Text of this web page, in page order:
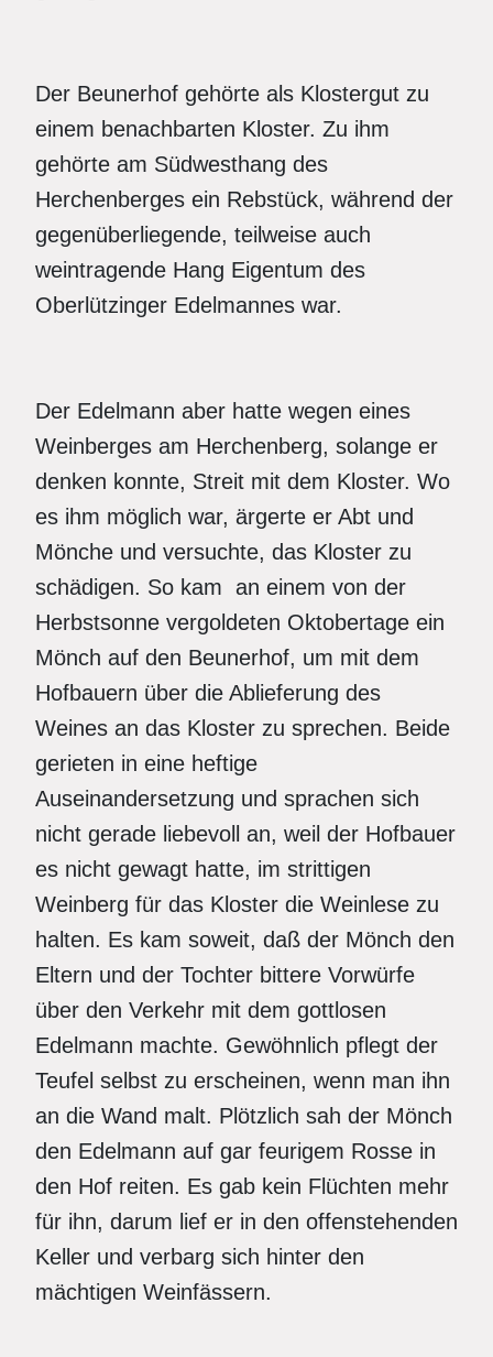
Der Beunerhof gehörte als Klostergut zu
einem benachbarten Kloster. Zu ihm
gehörte am Südwesthang des
Herchenberges ein Rebstück, während der
gegenüberliegende, teilweise auch
weintragende Hang Eigentum des
Oberlützinger Edelmannes war.
Der Edelmann aber hatte wegen eines
Weinberges am Herchenberg, solange er
denken konnte, Streit mit dem Kloster. Wo
es ihm möglich war, ärgerte er Abt und
Mönche und versuchte, das Kloster zu
schädigen. So kam an einem von der
Herbstsonne vergoldeten Oktobertage ein
Mönch auf den Beunerhof, um mit dem
Hofbauern über die Ablieferung des
Weines an das Kloster zu sprechen. Beide
gerieten in eine heftige
Auseinandersetzung und sprachen sich
nicht gerade liebevoll an, weil der Hofbauer
es nicht gewagt hatte, im strittigen
Weinberg für das Kloster die Weinlese zu
halten. Es kam soweit, daß der Mönch den
Eltern und der Tochter bittere Vorwürfe
über den Verkehr mit dem gottlosen
Edelmann machte. Gewöhnlich pflegt der
Teufel selbst zu erscheinen, wenn man ihn
an die Wand malt. Plötzlich sah der Mönch
den Edelmann auf gar feurigem Rosse in
den Hof reiten. Es gab kein Flüchten mehr
für ihn, darum lief er in den offenstehenden
Keller und verbarg sich hinter den
mächtigen Weinfässern.